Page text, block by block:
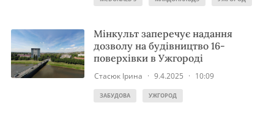
Мінкульт заперечує надання
дозволу на будівництво 16-
поверхівки в Ужгороді
Стасюк Ірина · 9.4.2025 · 10:09
ЗАБУДОВА УЖГОРОД